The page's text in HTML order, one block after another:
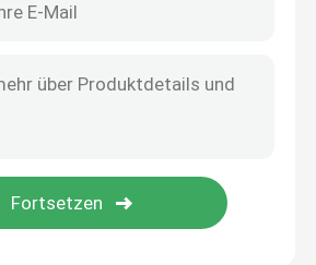
von Draht DMIS-V1